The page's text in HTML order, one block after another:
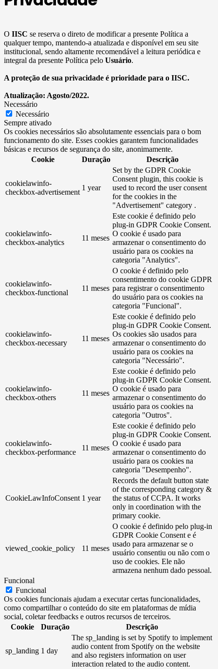
O IISC se reserva o direto de modificar a presente Política a
qualquer tempo, mantendo-a atualizada e disponível em seu site
institucional, sendo altamente recomendável a leitura periódica e
integral da presente Política pelo Usuário.
A proteção de sua privacidade é prioridade para o IISC.
Atualização: Agosto/2022.
Necessário
Necessário
Sempre ativado
Os cookies necessários são absolutamente essenciais para o bom
funcionamento do site. Esses cookies garantem funcionalidades
básicas e recursos de segurança do site, anonimamente.
Cookie
Duração Descrição
cookielawinfo-
checkbox-advertisement
1 year
Set by the GDPR Cookie
Consent plugin, this cookie is
used to record the user consent
for the cookies in the
"Advertisement" category .
cookielawinfo-
checkbox-analytics
11 meses
Este cookie é definido pelo
plug-in GDPR Cookie Consent.
O cookie é usado para
armazenar o consentimento do
usuário para os cookies na
categoria "Analytics".
cookielawinfo-
checkbox-functional
11 meses
O cookie é definido pelo
consentimento do cookie GDPR
para registrar o consentimento
do usuário para os cookies na
categoria "Funcional".
cookielawinfo-
checkbox-necessary
11 meses
Este cookie é definido pelo
plug-in GDPR Cookie Consent.
Os cookies são usados ​​para
armazenar o consentimento do
usuário para os cookies na
categoria "Necessário".
cookielawinfo-
checkbox-others
11 meses
Este cookie é definido pelo
plug-in GDPR Cookie Consent.
O cookie é usado para
armazenar o consentimento do
usuário para os cookies na
categoria "Outros".
cookielawinfo-
checkbox-performance
11 meses
Este cookie é definido pelo
plug-in GDPR Cookie Consent.
O cookie é usado para
armazenar o consentimento do
usuário para os cookies na
categoria "Desempenho".
CookieLawInfoConsent 1 year
Records the default button state
of the corresponding category &
the status of CCPA. It works
only in coordination with the
primary cookie.
viewed_cookie_policy 11 meses
O cookie é definido pelo plug-in
GDPR Cookie Consent e é
usado para armazenar se o
usuário consentiu ou não com o
uso de cookies. Ele não
armazena nenhum dado pessoal.
Funcional
Funcional
Os cookies funcionais ajudam a executar certas funcionalidades,
como compartilhar o conteúdo do site em plataformas de mídia
social, coletar feedbacks e outros recursos de terceiros.
Cookie
Duração Descrição
sp_landing 1 day
The sp_landing is set by Spotify to implement
audio content from Spotify on the website
and also registers information on user
interaction related to the audio content.